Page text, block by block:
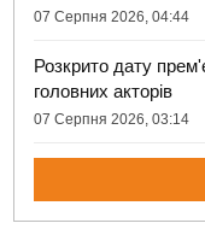
07 Серпня 2026, 04:44
Розкрито дату
головних акторів
07 Серпня 2026, 03:14